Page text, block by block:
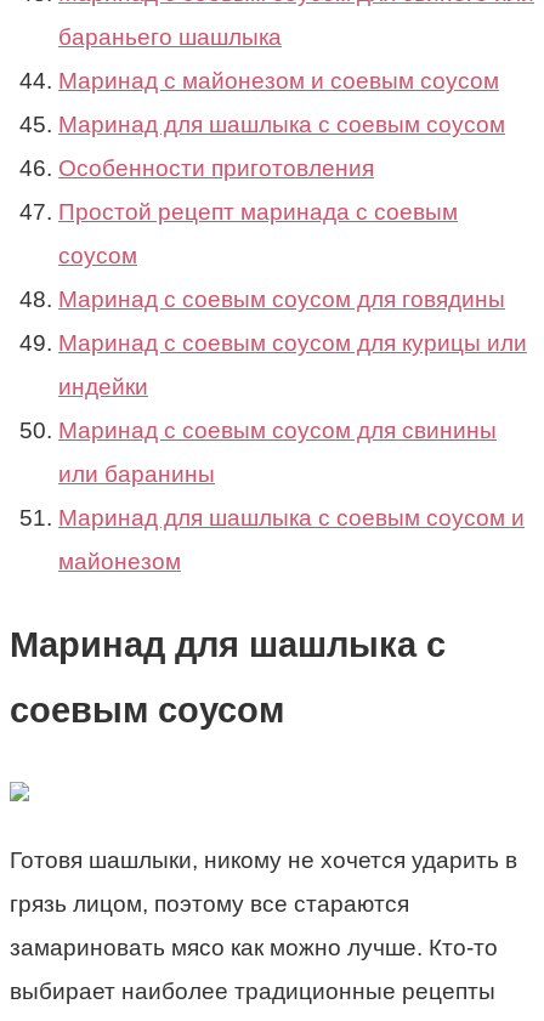
бараньего шашлыка
Маринад с майонезом и соевым соусом
Маринад для шашлыка с соевым соусом
Особенности приготовления
Простой рецепт маринада с соевым
соусом
Маринад с соевым соусом для говядины
Маринад с соевым соусом для курицы или
индейки
Маринад с соевым соусом для свинины
или баранины
Маринад для шашлыка с соевым соусом и
майонезом
Маринад для шашлыка с
соевым соусом
Готовя шашлыки, никому не хочется ударить в
грязь лицом, поэтому все стараются
замариновать мясо как можно лучше. Кто-то
выбирает наиболее традиционные рецепты